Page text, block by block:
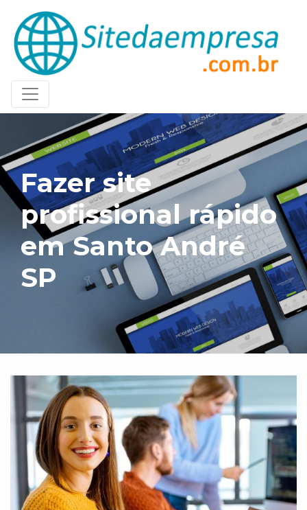
Fazer site
profissional rápido
em Santo André
SP